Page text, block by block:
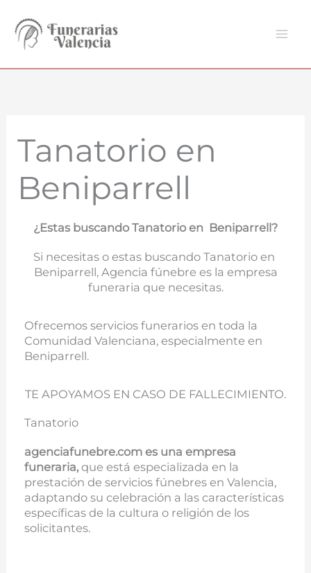
contenido
Tanatorio en
Beniparrell
¿Estas buscando Tanatorio en Beniparrell?
Si necesitas o estas buscando Tanatorio en
Beniparrell, Agencia fúnebre es la empresa
funeraria que necesitas.
Ofrecemos servicios funerarios en toda la
Comunidad Valenciana, especialmente en
Beniparrell.
TE APOYAMOS EN CASO DE FALLECIMIENTO.
Tanatorio
agenciafunebre.com es una empresa
funeraria, que está especializada en la
prestación de servicios fúnebres en Valencia,
adaptando su celebración a las características
específicas de la cultura o religión de los
solicitantes.